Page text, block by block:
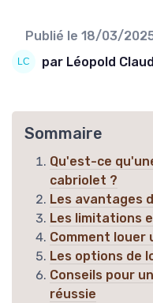
Publié le 18/03/
par Léopold
Sommaire
Qu'est-ce
cabriolet ?
Les avantages
Les limitations
Comment louer
Les options de
Conseils pour
réussie